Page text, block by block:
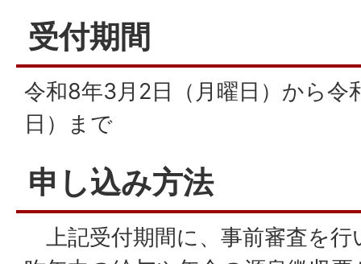
受付期間
令和8年3月2日（月曜日）から令
日）まで
申し込み方法
上記受付期間に、事前審査を行